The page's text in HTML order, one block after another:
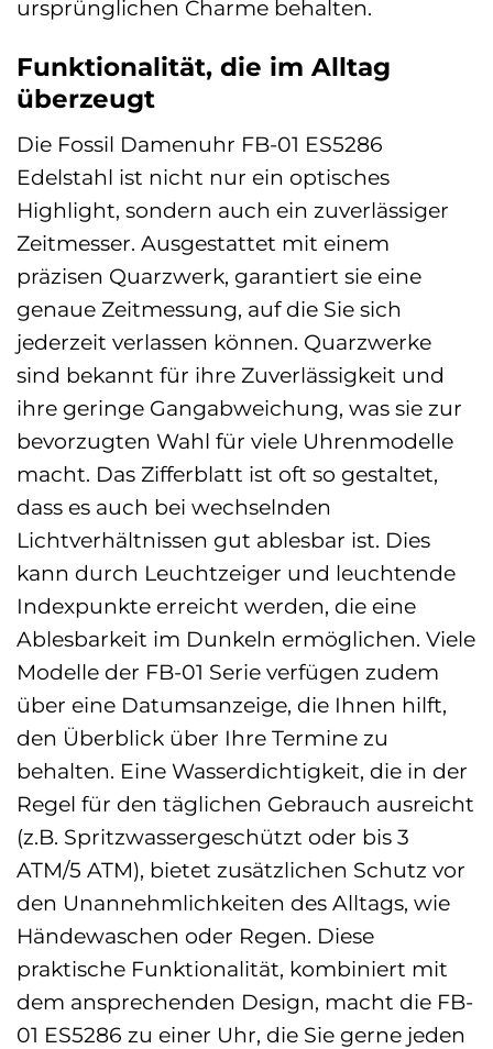
ursprünglichen Charme behalten.
Funktionalität, die im Alltag
überzeugt
Die Fossil Damenuhr FB-01 ES5286
Edelstahl ist nicht nur ein optisches
Highlight, sondern auch ein zuverlässiger
Zeitmesser. Ausgestattet mit einem
präzisen Quarzwerk, garantiert sie eine
genaue Zeitmessung, auf die Sie sich
jederzeit verlassen können. Quarzwerke
sind bekannt für ihre Zuverlässigkeit und
ihre geringe Gangabweichung, was sie zur
bevorzugten Wahl für viele Uhrenmodelle
macht. Das Zifferblatt ist oft so gestaltet,
dass es auch bei wechselnden
Lichtverhältnissen gut ablesbar ist. Dies
kann durch Leuchtzeiger und leuchtende
Indexpunkte erreicht werden, die eine
Ablesbarkeit im Dunkeln ermöglichen. Viele
Modelle der FB-01 Serie verfügen zudem
über eine Datumsanzeige, die Ihnen hilft,
den Überblick über Ihre Termine zu
behalten. Eine Wasserdichtigkeit, die in der
Regel für den täglichen Gebrauch ausreicht
(z.B. Spritzwassergeschützt oder bis 3
ATM/5 ATM), bietet zusätzlichen Schutz vor
den Unannehmlichkeiten des Alltags, wie
Händewaschen oder Regen. Diese
praktische Funktionalität, kombiniert mit
dem ansprechenden Design, macht die FB-
01 ES5286 zu einer Uhr, die Sie gerne jeden